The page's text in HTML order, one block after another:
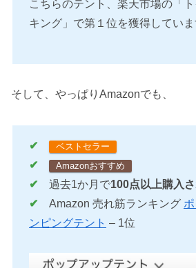
こちらのテント、楽天市場の「
キング」で第１位を獲得していま
そして、やっぱりAmazonでも、
✔︎ ベストセラー
✔︎ Amazonおすすめ
✔︎ 過去1か月で100点以上購入
✔︎ Amazon 売れ筋ランキング
ンピングテント – 1位